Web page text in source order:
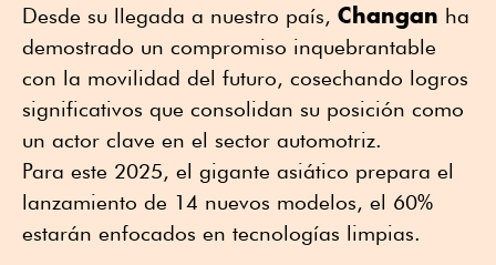
Desde su llegada a nuestro país, Changan ha
demostrado un compromiso inquebrantable
con la movilidad del futuro, cosechando logros
significativos que consolidan su posición como
un actor clave en el sector automotriz.
Para este 2025, el gigante asiático prepara el
lanzamiento de 14 nuevos modelos, el 60%
estarán enfocados en tecnologías limpias.